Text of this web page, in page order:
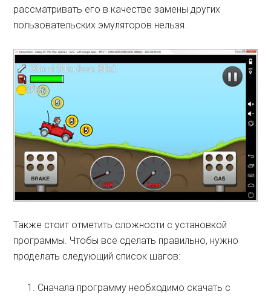
рассматривать его в качестве замены других
пользовательских эмуляторов нельзя.
Также стоит отметить сложности с установкой
программы. Чтобы все сделать правильно, нужно
проделать следующий список шагов:
Сначала программу необходимо скачать с